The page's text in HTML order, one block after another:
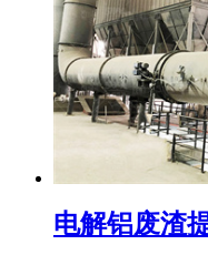
电解铝废渣